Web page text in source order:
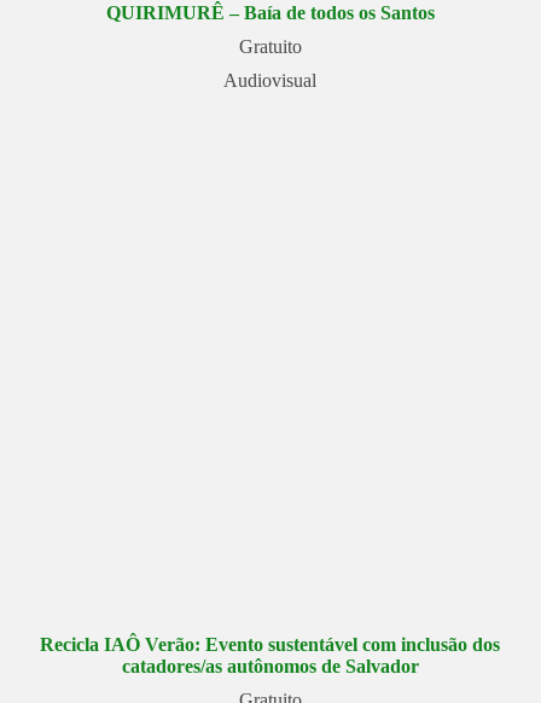
QUIRIMURÊ – Baía de todos os Santos
Gratuito
Audiovisual
Recicla IAÔ Verão: Evento sustentável com inclusão dos
catadores/as autônomos de Salvador